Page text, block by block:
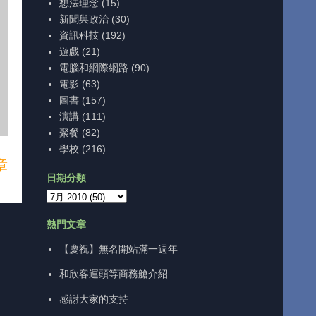
想法理念 (15)
新聞與政治 (30)
資訊科技 (192)
遊戲 (21)
電腦和網際網路 (90)
電影 (63)
圖書 (157)
演講 (111)
聚餐 (82)
學校 (216)
日期分類
熱門文章
【慶祝】無名開站滿一週年
和欣客運頭等商務艙介紹
感謝大家的支持